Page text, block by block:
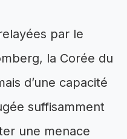
par le
la Corée du
d’une capacité
suffisamment
une menace